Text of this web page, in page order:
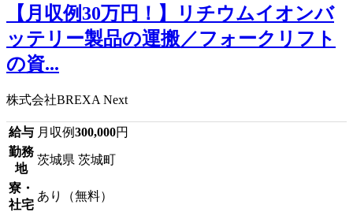
【月収例30万円！】リチウムイオンバ
ッテリー製品の運搬／フォークリフト
の資...
株式会社BREXA Next
給与 月収例300,000円
勤務
地
茨城県 茨城町
寮・
社宅
あり（無料）